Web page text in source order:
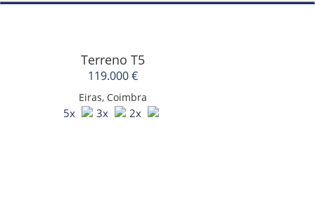
Terreno T5
119.000 €
Eiras, Coimbra
5x 3x 2x